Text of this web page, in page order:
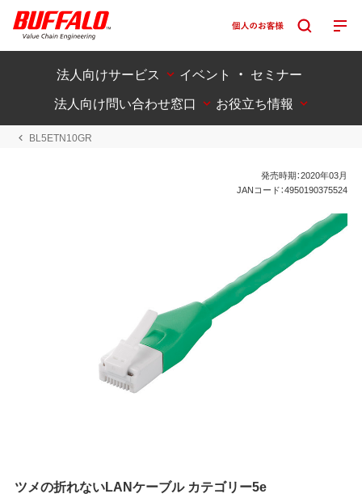
法人向けサービス
イベント ・ セミナー
法人向け問い合わせ窓口
お役立ち情報
BL5ETN10GR
発売時期：2020年03月
JANコード：4950190375524
ツメの折れないLANケーブル カテゴリー5e